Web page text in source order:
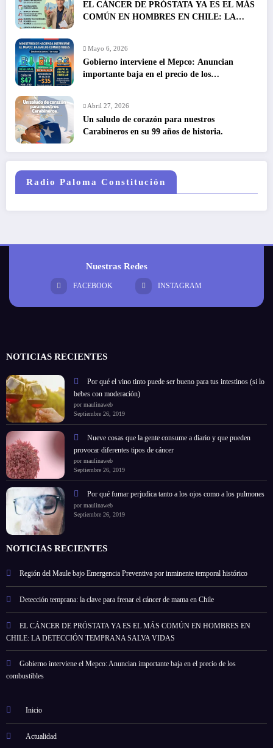
EL CÁNCER DE PRÓSTATA YA ES EL MÁS
COMÚN EN HOMBRES EN CHILE: LA
Mayo 6, 2026
Gobierno interviene el Mepco: Anuncian
importante baja en el precio de los
Abril 27, 2026
Un saludo de corazón para nuestros
Carabineros en su 99 años de historia.
Radio Paloma Constitución
Nuestras Redes
FACEBOOK INSTAGRAM
NOTICIAS RECIENTES
Por qué el vino tinto puede ser bueno para tus intestinos (si lo
bebes con moderación)
por maulinaweb
Septiembre 26, 2019
Nueve cosas que la gente consume a diario y que pueden
provocar diferentes tipos de cáncer
por maulinaweb
Septiembre 26, 2019
Por qué fumar perjudica tanto a los ojos como a los pulmones
por maulinaweb
Septiembre 26, 2019
NOTICIAS RECIENTES
Región del Maule bajo Emergencia Preventiva por inminente temporal histórico
Detección temprana: la clave para frenar el cáncer de mama en Chile
EL CÁNCER DE PRÓSTATA YA ES EL MÁS COMÚN EN HOMBRES EN
CHILE: LA DETECCIÓN TEMPRANA SALVA VIDAS
Gobierno interviene el Mepco: Anuncian importante baja en el precio de los
combustibles
Inicio
Actualidad